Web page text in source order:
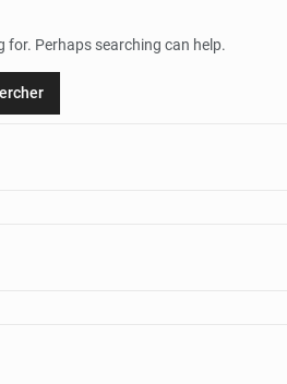
for. Perhaps searching can help.